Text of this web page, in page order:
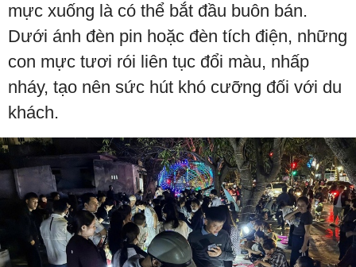
mực xuống là có thể bắt đầu buôn bán.
Dưới ánh đèn pin hoặc đèn tích điện, những
con mực tươi rói liên tục đổi màu, nhấp
nháy, tạo nên sức hút khó cưỡng đối với du
khách.